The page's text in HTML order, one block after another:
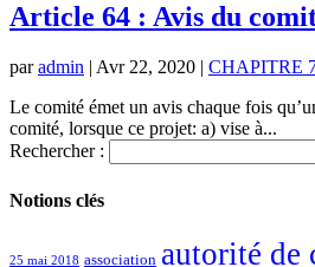
Article 64 : Avis du
paradmin | Avr 22, 2020 | CHAPITRE
Le comité émet un avis chaque fois
comité, lorsque ce projet: a) vise à...
Rechercher :
Notions clés
25 mai 2018 association autorité de